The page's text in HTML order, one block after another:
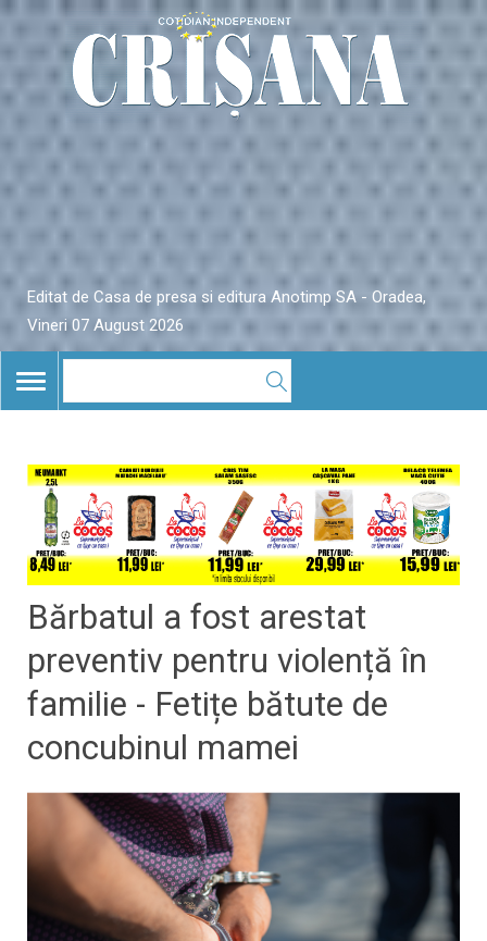
Editat de Casa de presa si editura Anotimp SA - Oradea,
Vineri 07 August 2026
TOGGLE
NAVIGATION
Bărbatul a fost arestat
preventiv pentru violență în
familie - Fetițe bătute de
concubinul mamei